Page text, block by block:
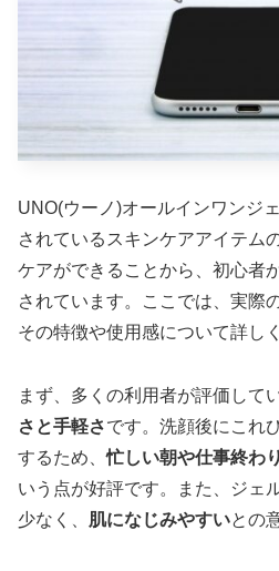
UNO(ウーノ)オールインワンジ
されているスキンケアアイテム
ケアができることから、初心者
されています。ここでは、実際
その特徴や使用感について詳し
まず、多くの利用者が評価して
さと手軽さです。洗顔後にこれ
するため、忙しい朝や仕事終わ
いう点が好評です。また、ジェ
少なく、 肌になじみやすいとの